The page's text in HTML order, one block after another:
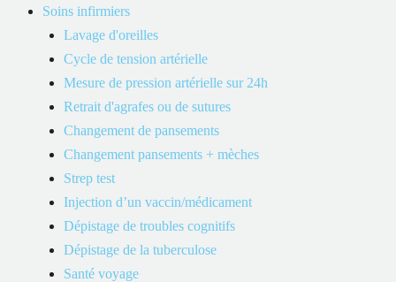
Soins infirmiers
Lavage d'oreilles
Cycle de tension artérielle
Mesure de pression artérielle sur 24h
Retrait d'agrafes ou de sutures
Changement de pansements
Changement pansements + mèches
Strep test
Injection d’un vaccin/médicament
Dépistage de troubles cognitifs
Dépistage de la tuberculose
Santé voyage
Clinique familiale privée à Gatineau
Rendez-vous Nos services